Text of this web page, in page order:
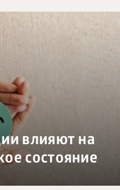
влияют на
состояние